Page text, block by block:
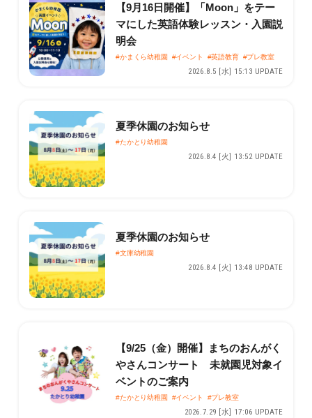
【9月16日開催】「Moon」をテー
マにした英語体験レッスン・入園説
明会
#かまくら幼稚園 #イベント #英語教育 #プレ教室
2026.8.5 [水] 15:13 UPDATE
夏季休園のお知らせ
#たかとり幼稚園
2026.8.4 [火] 13:52 UPDATE
夏季休園のお知らせ
#文庫幼稚園
2026.8.4 [火] 13:48 UPDATE
【9/25（金）開催】まちのおんがく
やさんコンサート 未就園児対象イ
ベントのご案内
#たかとり幼稚園 #イベント #プレ教室
2026.7.29 [水] 17:06 UPDATE